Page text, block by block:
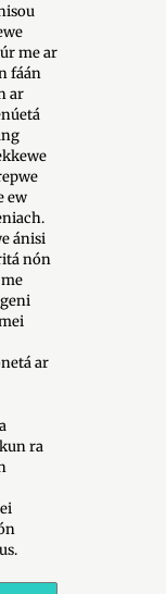
me ar
fáán
ar
ew
ánisi
nón
ar
ra